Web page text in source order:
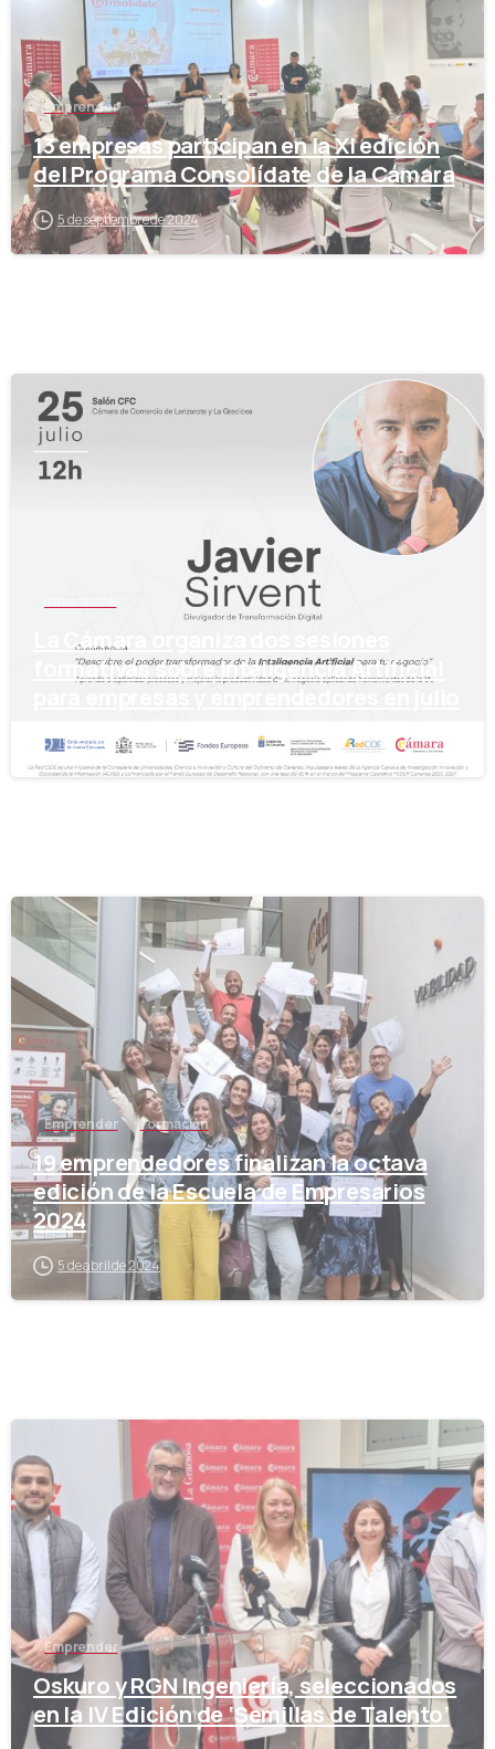
Emprender
13 empresas participan en la XI edición
del Programa Consolídate de la Cámara
5 de septiembre de 2024
-
La Cámara organiza dos sesiones
formativas sobre Inteligencia Artificial
15 de julio de 2024
Emprender Formación
19 emprendedores finalizan la octava
edición de la Escuela de Empresarios
2024
5 de abril de 2024
-
Emprender
Oskuro y RGN Ingeniería, seleccionados
en la IV Edición de ‘Semillas de Talento’